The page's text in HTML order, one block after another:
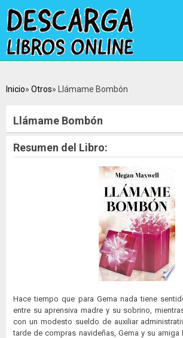
Inicio Otros Llámame Bombón
Llámame Bombón
Resumen del Libro:
Hace tiempo que para Gema nada tiene
entre su aprensiva madre y su sobrino,
con un modesto sueldo de auxiliar
tarde de compras navideñas, Gema y su amiga